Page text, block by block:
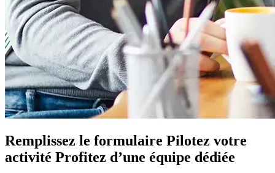
Remplissez le formulaire Pilotez votre
activité Profitez d’une équipe dédiée